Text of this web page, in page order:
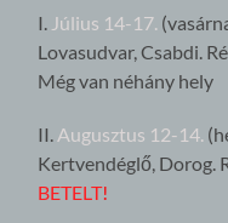
I. Július 14-17.
Lovasudvar, Csabdi.
Még van néhány hely
II. Augusztus 12-14.
Kertvendéglő, Dorog.
BETELT!